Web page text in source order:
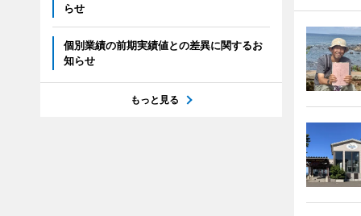
らせ
個別業績の前期実績値との差異に関するお
知らせ
もっと見る